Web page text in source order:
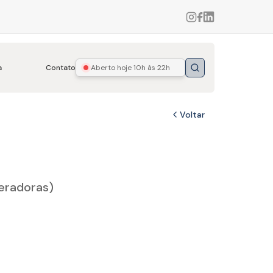
Contato Aberto hoje10h às 22h Buscar
Voltar